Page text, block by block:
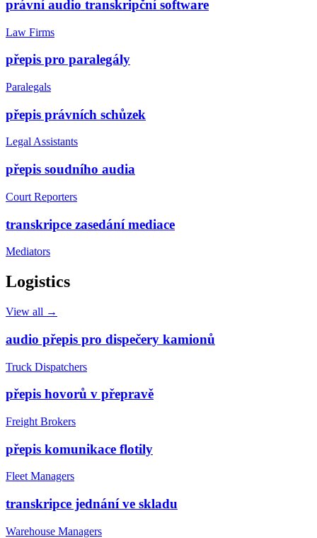
právní audio transkripční software
Law Firms
přepis pro paralegály
Paralegals
přepis právních schůzek
Legal Assistants
přepis soudního audia
Court Reporters
transkripce zasedání mediace
Mediators
Logistics
View all →
audio přepis pro dispečery kamionů
Truck Dispatchers
přepis hovorů v přepravě
Freight Brokers
přepis komunikace flotily
Fleet Managers
transkripce jednání ve skladu
Warehouse Managers